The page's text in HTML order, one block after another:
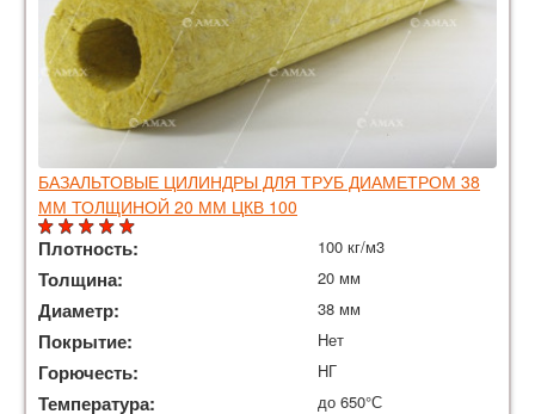
БАЗАЛЬТОВЫЕ ЦИЛИНДРЫ ДЛЯ ТРУБ ДИАМЕТРОМ 38
ММ ТОЛЩИНОЙ 20 ММ ЦКВ 100
Плотность: 100 кг/м3
Толщина: 20 мм
Диаметр: 38 мм
Покрытие: Нет
Горючесть: НГ
Температура: до 650°С